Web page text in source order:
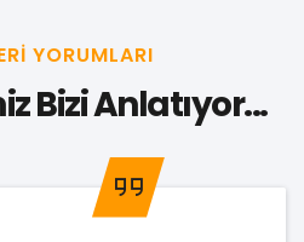
YORUMLARI
Bizi Anlatıyor...